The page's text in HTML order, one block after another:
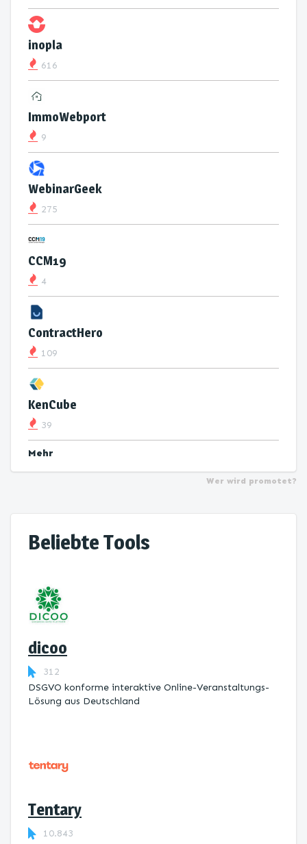
inopla
616
ImmoWebport
9
WebinarGeek
275
CCM19
4
ContractHero
109
KenCube
39
Mehr
Wer wird promotet?
Beliebte Tools
dicoo
312
DSGVO konforme interaktive Online-Veranstaltungs-
Lösung aus Deutschland
Tentary
10.843